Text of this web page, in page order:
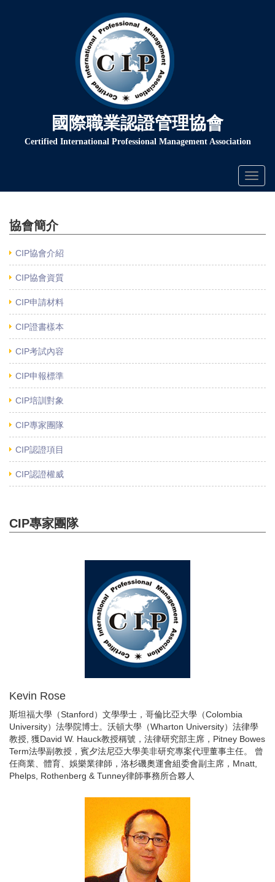
國際職業認證管理協會
Certified International Professional Management Association
協會簡介
CIP協會介紹
CIP協會資質
CIP申請材料
CIP證書樣本
CIP考試內容
CIP申報標準
CIP培訓對象
CIP專家團隊
CIP認證項目
CIP認證權威
CIP專家團隊
Kevin Rose
斯坦福大學（Stanford）文學學士，哥倫比亞大學（Colombia
University）法學院博士。沃頓大學（Wharton University）法律學
教授, 獲David W. Hauck教授稱號，法律研究部主席，Pitney Bowes
Term法學副教授，賓夕法尼亞大學美非研究專案代理董事主任。 曾
任商業、體育、娛樂業律師，洛杉磯奧運會組委會副主席，Mnatt,
Phelps, Rothenberg & Tunney律師事務所合夥人